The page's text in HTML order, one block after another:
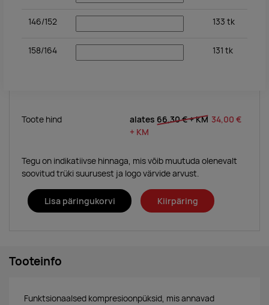
146/152 133 tk
158/164 131 tk
Toote hind alates 66,30 €+ KM 34,00 €
+ KM
Tegu on indikatiivse hinnaga, mis võib muutuda olenevalt
soovitud trüki suurusest ja logo värvide arvust.
Lisa päringukorvi Kiirpäring
Tooteinfo
Funktsionaalsed kompresioonpüksid, mis annavad